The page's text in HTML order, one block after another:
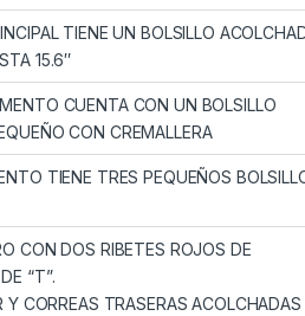
TIENE UN BOLSILLO
15.6″
CUENTA CON UN BOLSILLO
CON CREMALLERA
TIENE TRES PEQUEÑOS
CON DOS RIBETES ROJOS DE
“T”.
Y CORREAS TRASERAS ACOLCHADAS